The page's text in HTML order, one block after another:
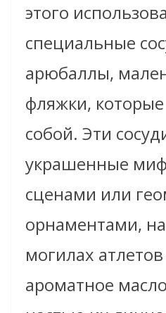
этого
специальные
арюбаллы,
фляжки,
собой. Эти
украшенные
сценами или
орнаментами,
могилах
ароматное